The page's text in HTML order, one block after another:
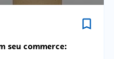
bookmark_border
seu commerce: